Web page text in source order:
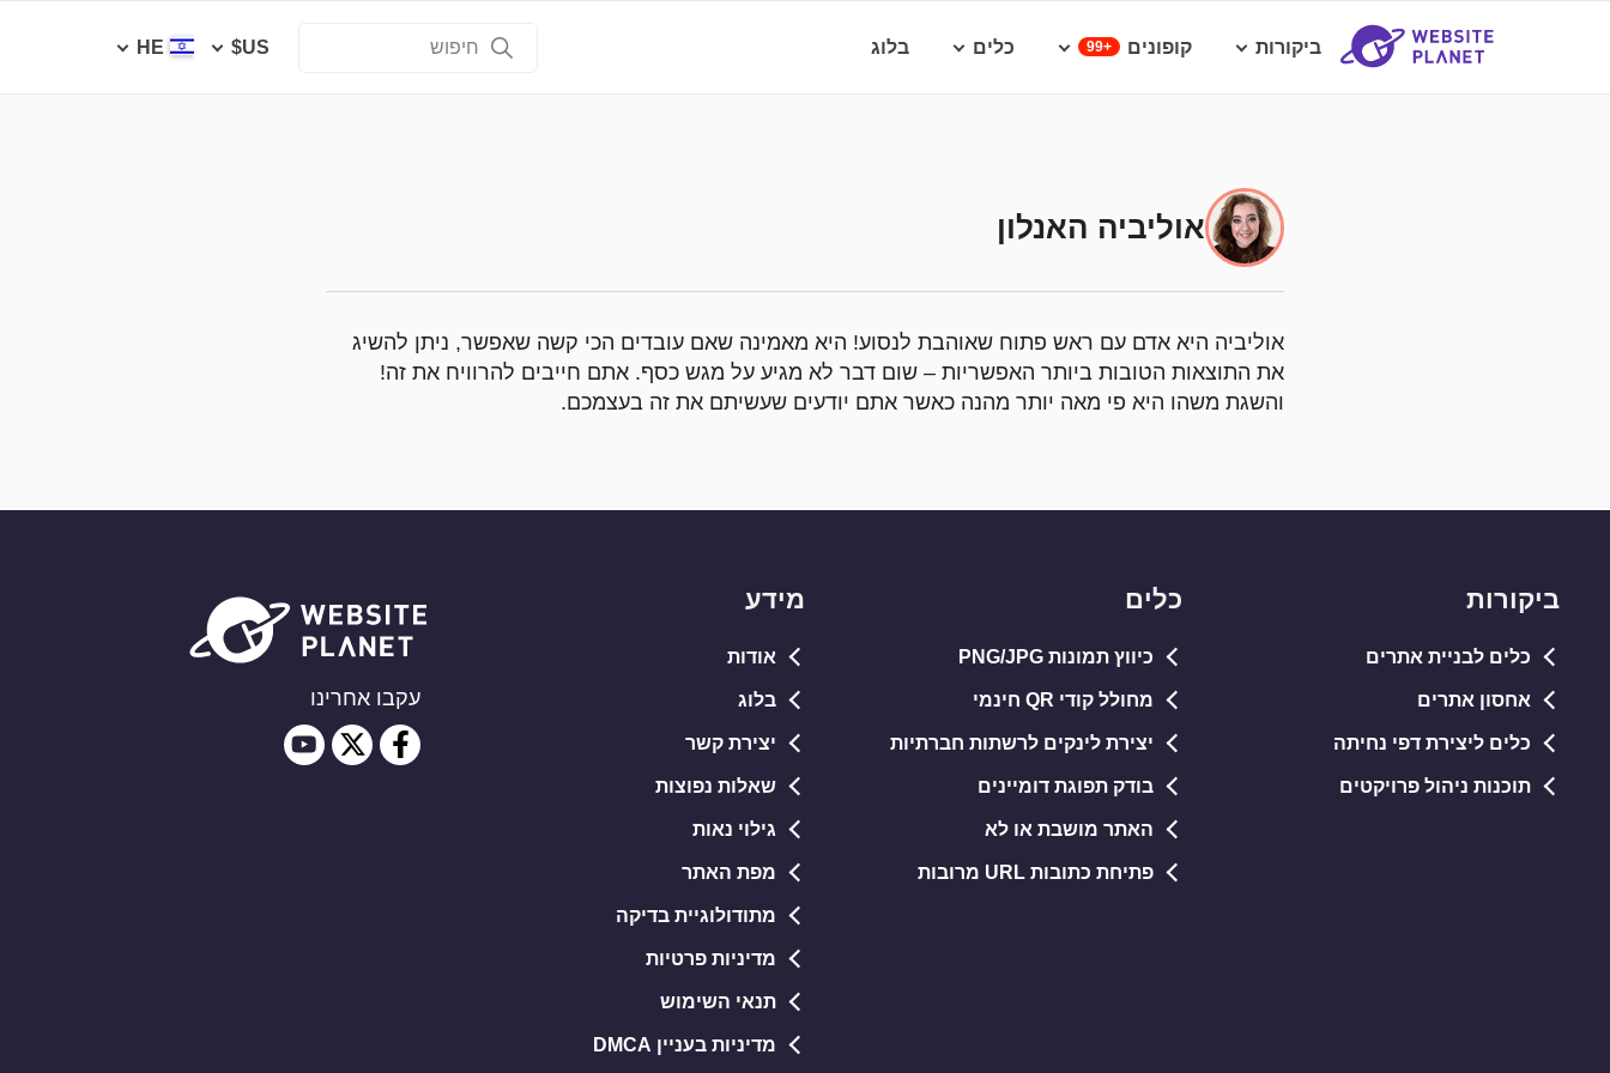
ביקורות קופונים 99+ כלים בלוג US$
HE
אוליביה האנלון
אוליביה היא אדם עם ראש פתוח שאוהבת לנסוע! היא מאמינה שאם עובדים הכי קשה שאפשר, ניתן להשיג
את התוצאות הטובות ביותר האפשריות – שום דבר לא מגיע על מגש כסף. אתם חייבים להרוויח את זה!
והשגת משהו היא פי מאה יותר מהנה כאשר אתם יודעים שעשיתם את זה בעצמכם.
ביקורות
כלים לבניית אתרים
אחסון אתרים
כלים ליצירת דפי נחיתה
תוכנות ניהול פרויקטים
כלים
כיווץ תמונות PNG/JPG
מחולל קודי QR חינמי
יצירת לינקים לרשתות חברתיות
בודק תפוגת דומיינים
האתר מושבת או לא
פתיחת כתובות URL מרובות
מידע
אודות
בלוג
יצירת קשר
שאלות נפוצות
גילוי נאות
מפת האתר
מתודולוגיית בדיקה
מדיניות פרטיות
תנאי השימוש
מדיניות בעניין DMCA
עקבו אחרינו